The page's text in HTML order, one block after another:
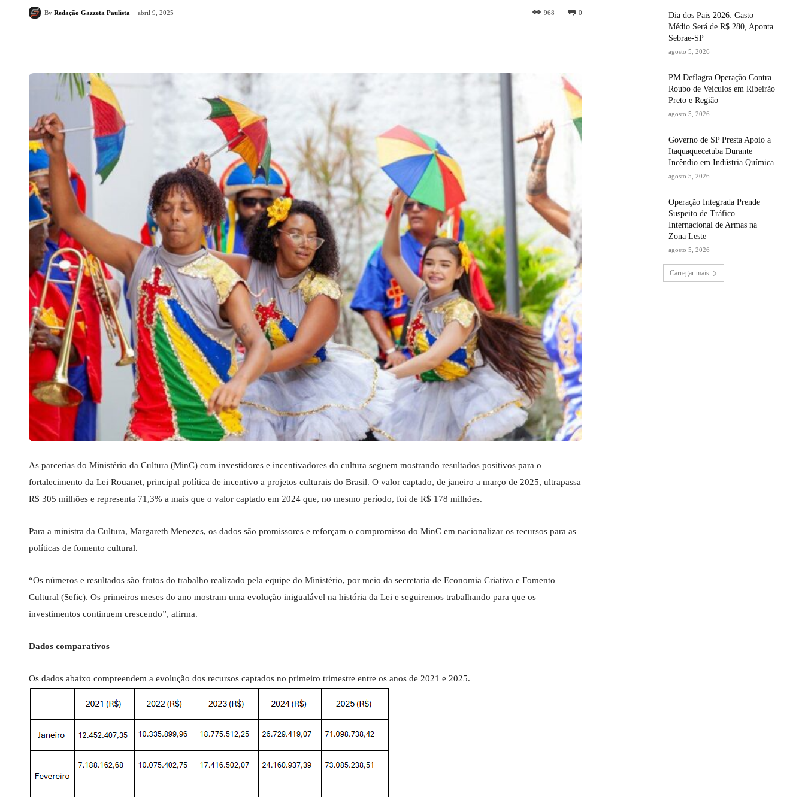
By Redação Gazzeta Paulista abril 9, 2025 0
968
As parcerias do Ministério da Cultura (MinC) com investidores e incentivadores da cultura seguem mostrando resultados positivos para o
fortalecimento da Lei Rouanet, principal política de incentivo a projetos culturais do Brasil. O valor captado, de janeiro a março de 2025, ultrapassa
R$ 305 milhões e representa 71,3% a mais que o valor captado em 2024 que, no mesmo período, foi de R$ 178 milhões.
Para a ministra da Cultura, Margareth Menezes, os dados são promissores e reforçam o compromisso do MinC em nacionalizar os recursos para as
políticas de fomento cultural.
“Os números e resultados são frutos do trabalho realizado pela equipe do Ministério, por meio da secretaria de Economia Criativa e Fomento
Cultural (Sefic). Os primeiros meses do ano mostram uma evolução inigualável na história da Lei e seguiremos trabalhando para que os
investimentos continuem crescendo”, afirma.
Dados comparativos
Os dados abaixo compreendem a evolução dos recursos captados no primeiro trimestre entre os anos de 2021 e 2025.
Dia dos Pais 2026: Gasto
Médio Será de R$ 280, Aponta
Sebrae-SP
agosto 5, 2026
PM Deflagra Operação Contra
Roubo de Veículos em Ribeirão
Preto e Região
agosto 5, 2026
Governo de SP Presta Apoio a
Itaquaquecetuba Durante
Incêndio em Indústria Química
agosto 5, 2026
Operação Integrada Prende
Suspeito de Tráfico
Internacional de Armas na
Zona Leste
agosto 5, 2026
Carregar mais